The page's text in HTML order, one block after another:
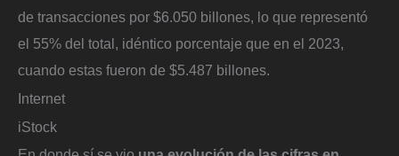
de transacciones por $6.050 billones, lo que representó
el 55% del total, idéntico porcentaje que en el 2023,
cuando estas fueron de $5.487 billones.
Internet
iStock